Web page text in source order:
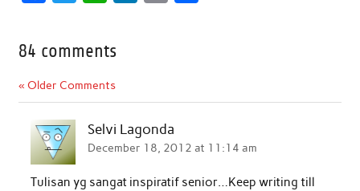
b
o
k
t
s
p
I
84 comments
« Older Comments
Selvi Lagonda
December 18, 2012 at 11:14 am
Tulisan yg sangat inspiratif senior…Keep writing till